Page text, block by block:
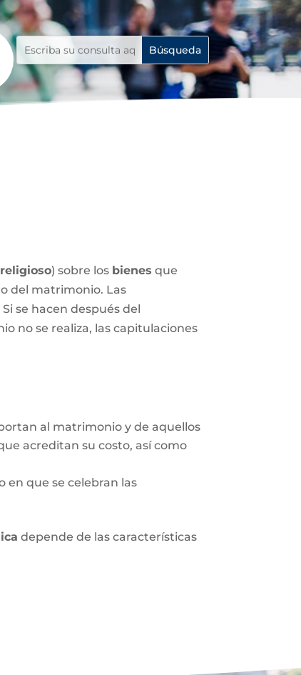
) sobre los bienes que
del matrimonio. Las
se hacen después del
no se realiza, las capitulaciones
al matrimonio y de aquellos
acreditan su costo, así como
en que se celebran las
depende de las características